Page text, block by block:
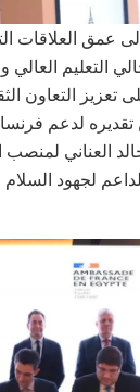
عمق العلاقات
التعليم العالي
التعاون
لدعم
العناني لمنصب
لجهود